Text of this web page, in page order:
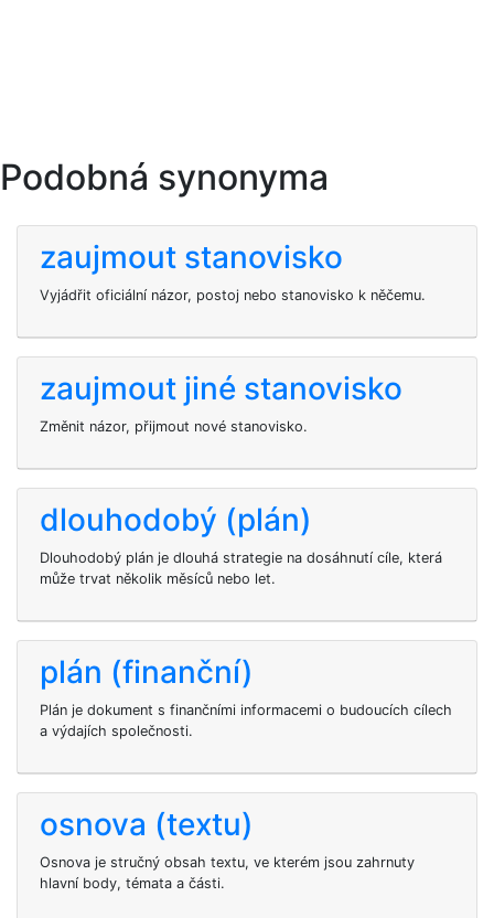
Podobná synonyma
zaujmout stanovisko
Vyjádřit oficiální názor, postoj nebo stanovisko k něčemu.
zaujmout jiné stanovisko
Změnit názor, přijmout nové stanovisko.
dlouhodobý (plán)
Dlouhodobý plán je dlouhá strategie na dosáhnutí cíle, která
může trvat několik měsíců nebo let.
plán (finanční)
Plán je dokument s finančními informacemi o budoucích cílech
a výdajích společnosti.
osnova (textu)
Osnova je stručný obsah textu, ve kterém jsou zahrnuty
hlavní body, témata a části.